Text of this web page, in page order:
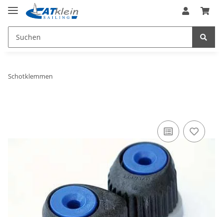
Schotklemmen